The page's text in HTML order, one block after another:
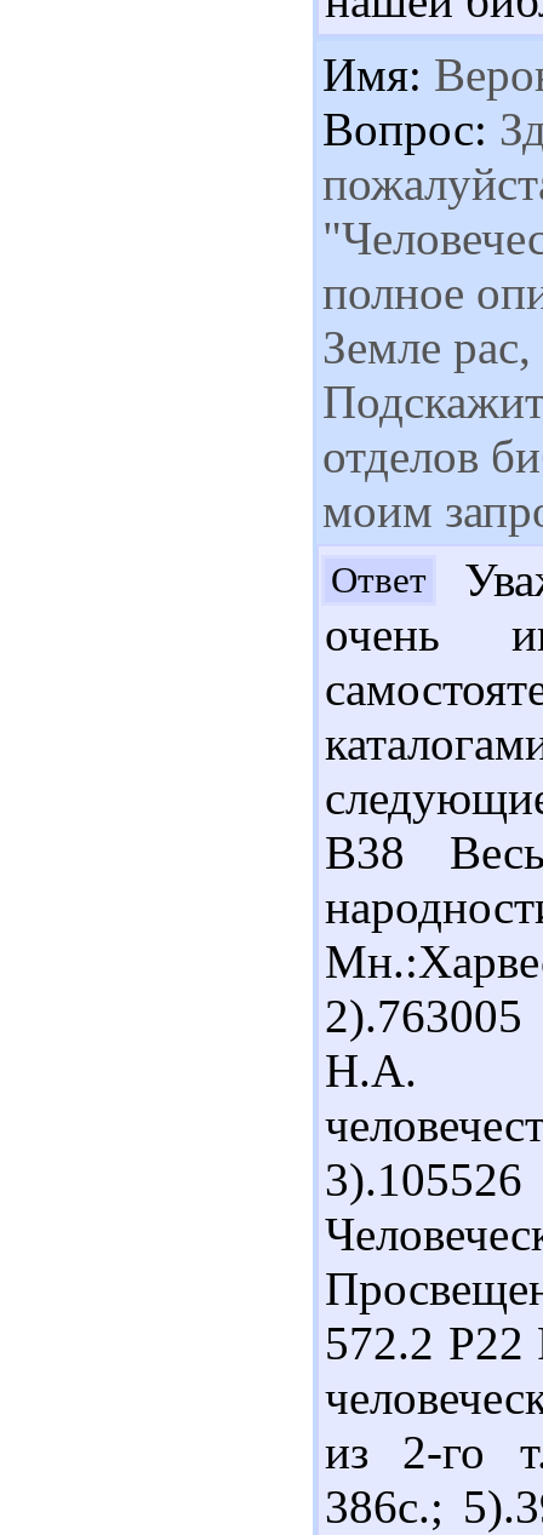
Имя:
Вопрос:
полное
Земле
отделов
моим
Ответ
очень
В38
Н.А.
572.2 Р22
из 2-го
386с.;